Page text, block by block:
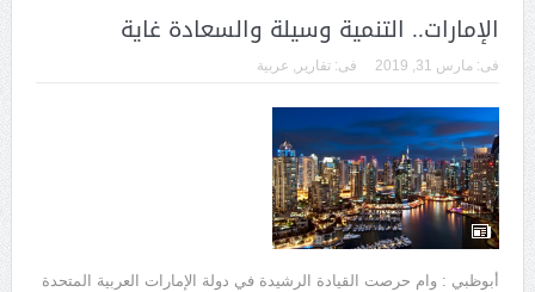
الإمارات.. التنمية وسيلة والسعادة غاية
فى: مارس 31, 2019 فى: تقارير , عربية
أبوظبي : وام حرصت القيادة الرشيدة في دولة الإمارات العربية المتحدة